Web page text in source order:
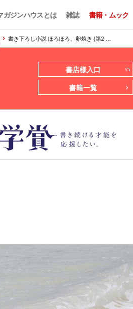
ガジンハウスとは 雑誌 書籍・ムック
書き下ろし小説 ほろほろ、卵焼き (第2 …
書店様入口
書籍一覧